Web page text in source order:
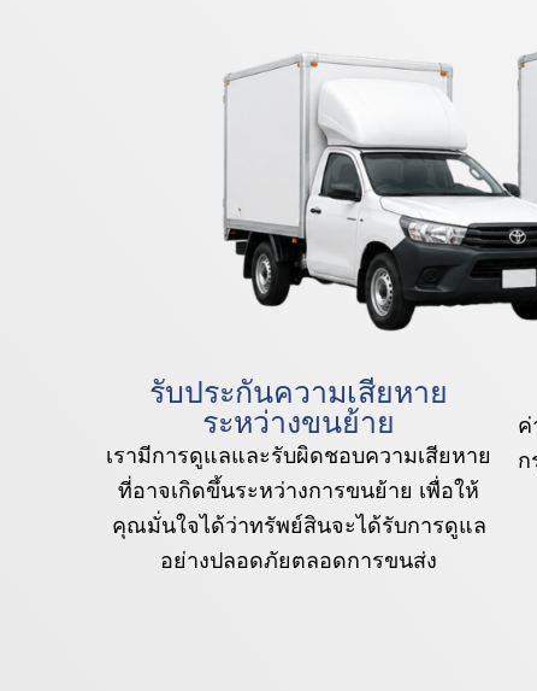
รับประกันความเสียหาย
ระหว่างขนย้าย
เรามีการดูแลและรับผิดชอบความเสียหาย
ที่อาจเกิดขึ้นระหว่างการขนย้าย เพื่อให้
คุณมั่นใจได้ว่าทรัพย์สินจะได้รับการดูแล
อย่างปลอดภัยตลอดการขนส่ง
ค่
ก